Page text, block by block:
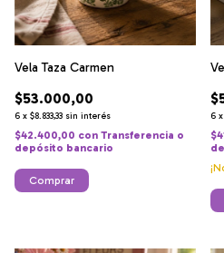
Vela Taza Carmen
$53.000,00
6 x $8.833,33 sin interés
$42.400,00 con Transferencia o
depósito bancario
Comprar
6 x